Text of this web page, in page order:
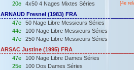
20e 4x50 4 Nages Mixtes Séries [4e
ARNAUD Fresnel (1983) FRA
47e
50 Nage Libre Messieurs Séries
44e
100 Nage Libre Messieurs Séries
47e
250 Nage Libre Messieurs Séries
ARSAC Justine (1995) FRA
47e
100 Nage Libre Dames Séries
25e
100 Dos Dames Séries